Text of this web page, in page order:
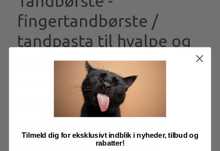
fingertandbørste /
tandpasta til hvalpe og
små hunde
Læg i kurv
Tilmeld dig for eksklusivt indblik i nyheder, tilbud og
rabatter!